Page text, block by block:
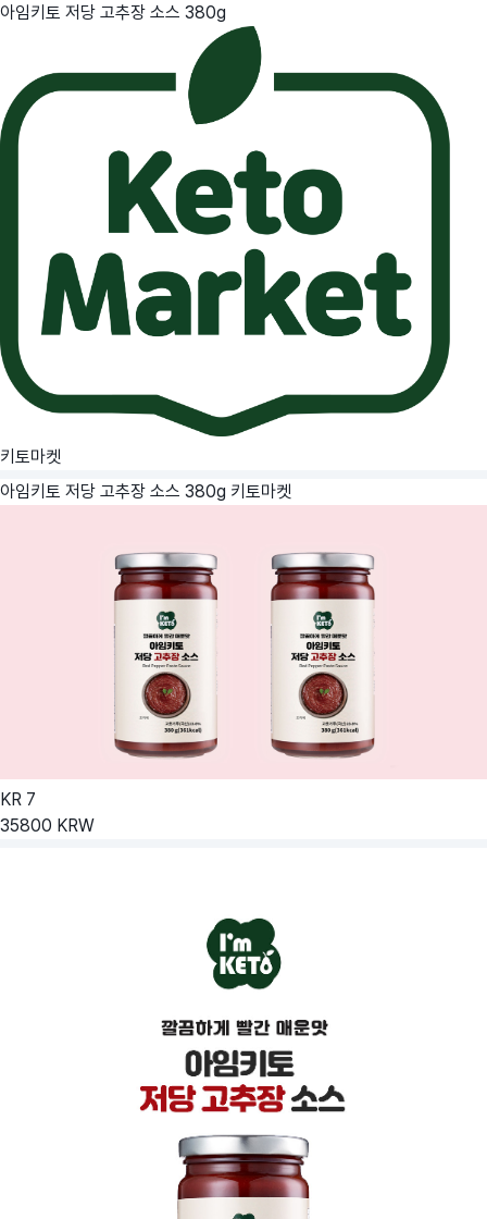
아임키토 저당 고추장 소스 380g
키토마켓
아임키토 저당 고추장 소스 380g 키토마켓
KR 7
35800 KRW